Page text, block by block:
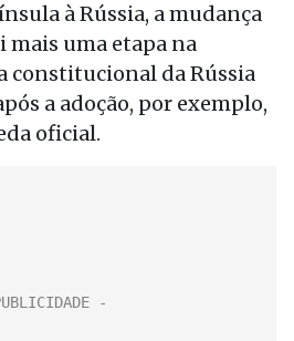
à Rússia, a mudança
uma etapa na
constitucional da Rússia
a adoção, por exemplo,
oficial.